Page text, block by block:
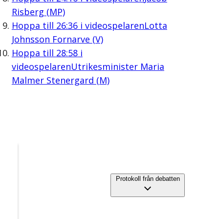
Risberg (MP)
Hoppa till 26:36i videospelarenLotta
Johnsson Fornarve (V)
Hoppa till 28:58i
videospelarenUtrikesminister Maria
Malmer Stenergard (M)
Protokoll från debatten